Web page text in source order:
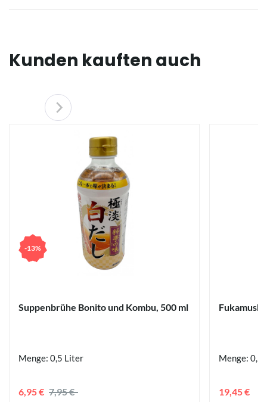
Kunden kauften auch
-13%
Suppenbrühe Bonito und Kombu, 500 ml
Menge: 0,5 Liter
6,95 € 7,95 €
Menge: 0,1
19,45 €